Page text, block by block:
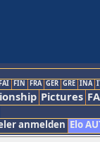
FIN FRA GER GRE INA
Pictures
anmelden Elo